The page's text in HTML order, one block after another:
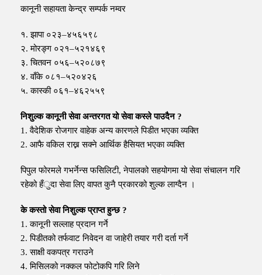
कानूनी सहायता केन्द्र सम्पर्क नम्वर
१. झापा ०२३–४५६५९८
२. मोरङ्ग ०२१–५२१४६९
३. चितवन ०५६–५२०८७९
४. वाँके ०८१–५२०४२६
५. कास्की ०६१–४६२५५९
निशुल्क कानूनी सेवा अन्तरगत यो सेवा कस्ले पाउदैन ?
1. वैदेशिक रोजगार वाहेक अन्य कारणले पिडीत भएका व्यक्ति
2. आफै वकिल राख्न सक्ने आर्थिक हैसियत भएका व्यक्ति
पिपुल फोरमले गभर्नेन्स फसिलिटी, नेपालको सहयोगमा यो सेवा संचालन गरि
रहेको हँुदा सेवा लिए वापत कुनै प्रकारको शुल्क लाग्दैन ।
के कस्तो सेवा निशुल्क प्राप्त हुन्छ ?
1. कानूनी सल्लाह प्रदान गर्ने
2. पिडीतको तर्फवाट निवेदन वा जाहेरी तयार गरी दर्ता गर्ने
3. साक्षी वकपत्र गराउने
4. मिसिलको नक्कल फोटोकपि गरि लिने